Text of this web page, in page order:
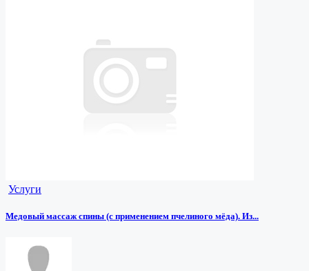
Услуги
Медовый массаж спины (с применением пчелиного мёда). Из...